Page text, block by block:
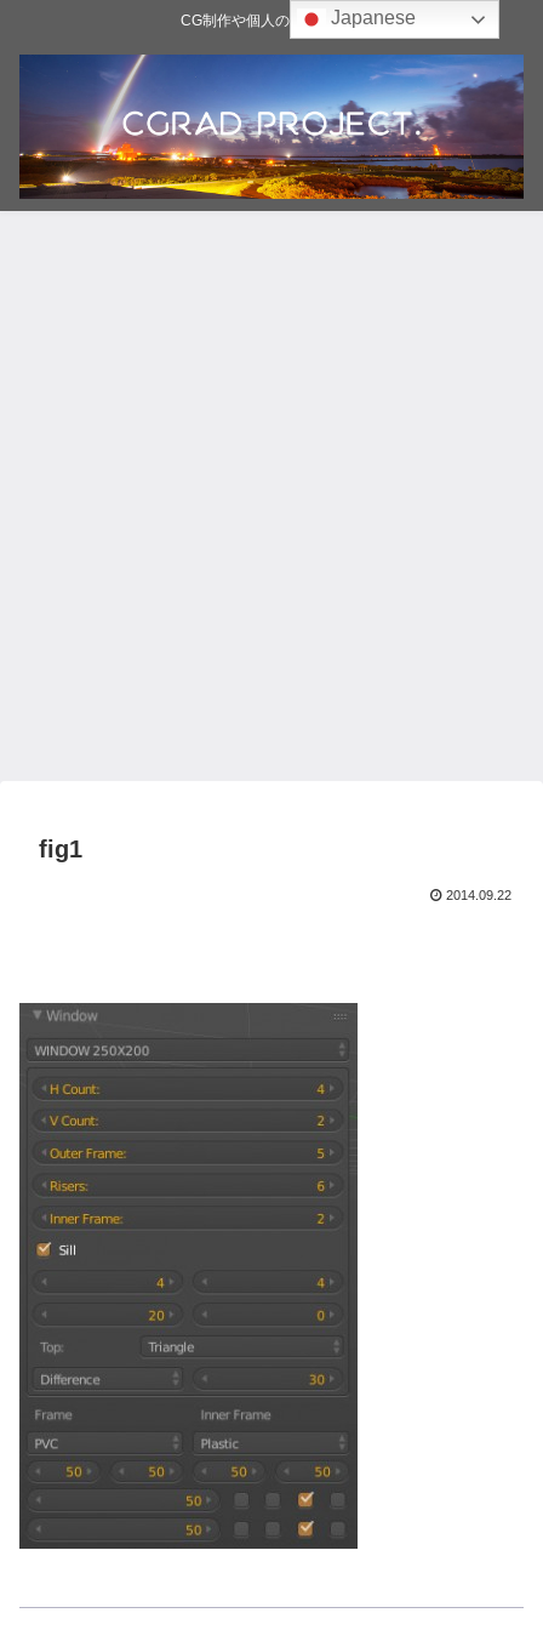
CG制作や個人の雑記ブログ
fig1
2014.09.22
Japanese